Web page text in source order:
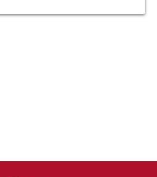
「東南アジア競争法」
事前届出制度の改正の
による共同調査
スクとコンプライアン
品表示法、食品表示法
行傾向を踏まえて
・競争法、IPテック、コーポレート／M&A
「Global Elite」ラ
止法・競争法業務分野